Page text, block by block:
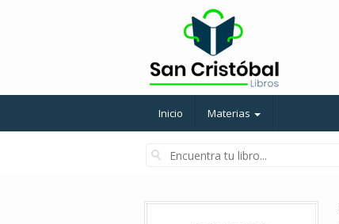
Inicio Materias